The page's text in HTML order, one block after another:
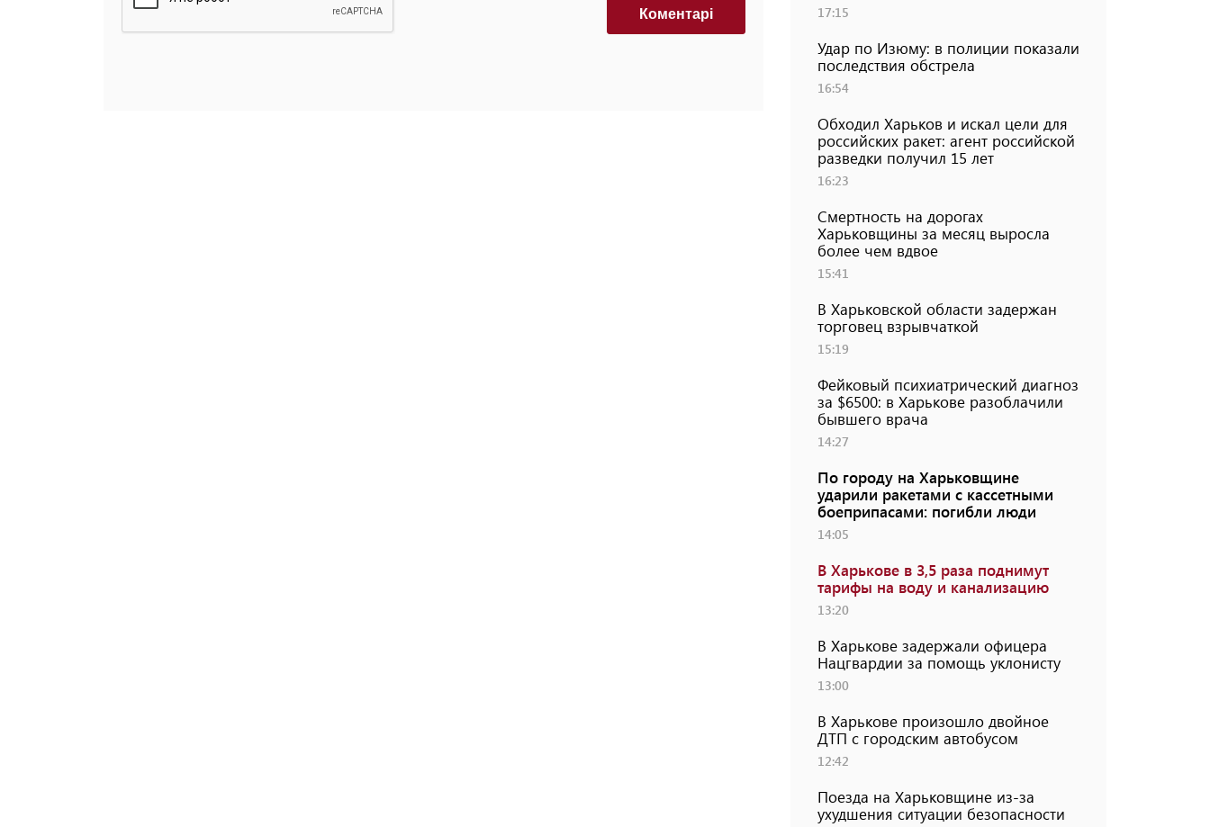
Коментарi 17:15
Удар по Изюму: в полиции показали
последствия обстрела
16:54
Обходил Харьков и искал цели для
российских ракет: агент российской
разведки получил 15 лет
16:23
Смертность на дорогах
Харьковщины за месяц выросла
более чем вдвое
15:41
В Харьковской области задержан
торговец взрывчаткой
15:19
Фейковый психиатрический диагноз
за $6500: в Харькове разоблачили
бывшего врача
14:27
По городу на Харьковщине
ударили ракетами с кассетными
боеприпасами: погибли люди
14:05
В Харькове в 3,5 раза поднимут
тарифы на воду и канализацию
13:20
В Харькове задержали офицера
Нацгвардии за помощь уклонисту
13:00
В Харькове произошло двойное
ДТП с городским автобусом
12:42
Поезда на Харьковщине из-за
ухудшения ситуации безопасности